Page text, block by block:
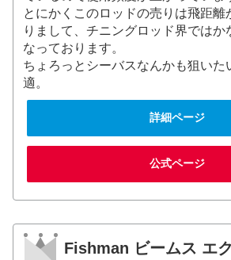
とにかくこのロッドの売りは飛距離
りまして、チニングロッド界ではか
なっております。
ちょろっとシーバスなんかも狙いた
適。
詳細ページ
公式ページ
Fishman ビームス エ